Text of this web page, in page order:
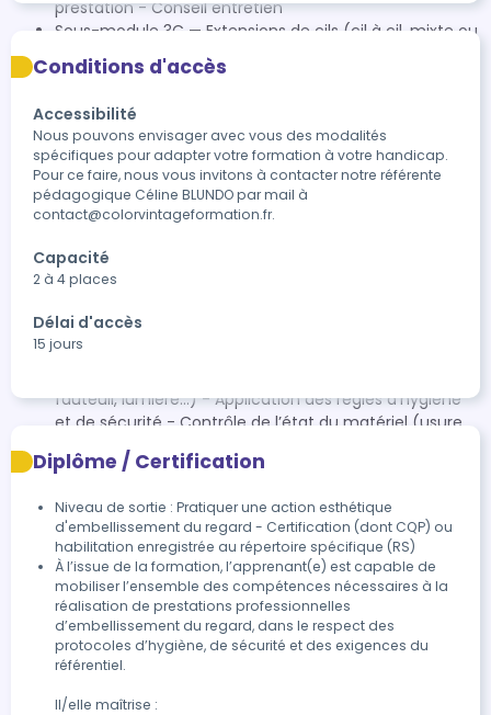
prestation - Conseil entretien
Sous-module 3C — Extensions de cils (cil à cil, mixte ou
volume Russe) Durée : 14 h – Modulable Contenus et
Moyens Pédagogiques : - L’anatomie des cils - Les
yeux - Les extensions de cils (diamètres, courbures,
tailles) - La différence des méthodes : cil à cil, mixte et
volume Russe - Le mapping et les effets (naturels,
poupée….) - Les produits, les outils et le matériel - Les
différentes colles et les spécificités - Les pinces :
cils naturels - Les règles essentielles pour ne pas
blesser la cliente - La fusion de l’extension sur le cil
(obligatoire) - Agencement méthodique du poste
(outils, produits, consommables) - Ergonomie du
fauteuil, lumière…) - Application des règles d’hygiène
et de sécurité - Contrôle de l’état du matériel (usure,
désinfection, normes CE) - Vérification des produits
cosmétiques : conformité à la réglementation
consommables : drap d’examen, gants, charlotte,
tablier, protections jetables.. - Présentation de la fiche
client : informations à recueillir (coordonnées,
antécédents médicaux, situation de handicap,
attentes…) - Techniques de questionnement et
d’écoute active, analyse des besoins - Fiche
autorisation droit à l’image : photos avant-après la
prestation - Typologie du regard : analyser la forme
des yeux, la morphologie des cils - Colorimétrie : choisir
Conditions d'accès
Accessibilité
Nous pouvons envisager avec vous des modalités
spécifiques pour adapter votre formation à votre handicap.
Pour ce faire, nous vous invitons à contacter notre référente
pédagogique Céline BLUNDO par mail à
Capacité
2 à 4 places
Délai d'accès
15 jours
Diplôme / Certification
Niveau de sortie : Pratiquer une action esthétique
d'embellissement du regard - Certification (dont CQP) ou
habilitation enregistrée au répertoire spécifique (RS)
À l’issue de la formation, l’apprenant(e) est capable de
mobiliser l’ensemble des compétences nécessaires à la
réalisation de prestations professionnelles
d’embellissement du regard, dans le respect des
protocoles d’hygiène, de sécurité et des exigences du
référentiel.
Il/elle maîtrise :